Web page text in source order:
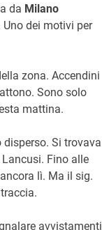
da Milano
dei motivi per
zona. Accendini
Sono solo
mattina.
Si trovava
Fino alle
lì. Ma il sig.
avvistamenti